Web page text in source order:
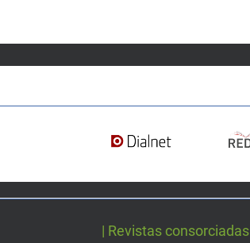
| Revistas consorciadas